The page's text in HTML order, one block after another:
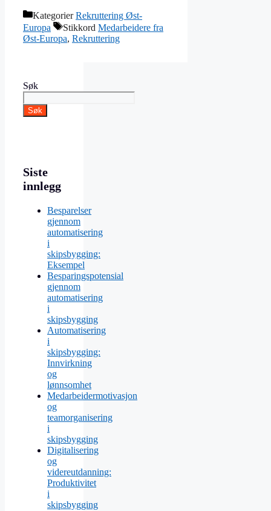
KategorierRekruttering Øst-
Europa
Stikkord Medarbeidere fra
Øst-Europa, Rekruttering
Søk
Søk
Siste
innlegg
Besparelser
gjennom
automatisering
i
skipsbygging:
Eksempel
Besparingspotensial
gjennom
automatisering
i
skipsbygging
Automatisering
i
skipsbygging:
Innvirkning
og
lønnsomhet
Medarbeidermotivasjon
og
teamorganisering
i
skipsbygging
Digitalisering
og
videreutdanning:
Produktivitet
i
skipsbygging